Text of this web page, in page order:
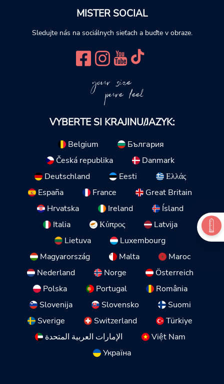
MISTER SOCIAL
Sledujte nás na sociálnych sieťach a buďte v obraze.
your size
pure feel
VYBERTE SI KRAJINU/JAZYK:
Belgium
България
Česká republika
Danmark
Deutschland
Eesti
Ελλάς
España
France
Great Britain
Hrvatska
Ireland
Ísland
Italia
Κύπρος
Latvija
Lietuva
Luxembourg
Magyarország
Malta
Maroc
Nederland
Norge
Österreich
Polska
Portugal
România
Slovenija
Slovensko
Suomi
Sverige
Switzerland
Türkiye
الإمارات العربية المتحدة
Việt Nam
Україна